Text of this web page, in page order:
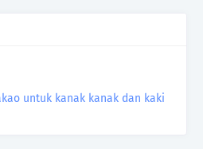
untuk kanak kanak dan kaki